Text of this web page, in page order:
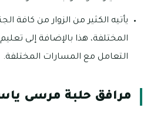
يأتيه الكثير من الزوار من كافة
المختلفة، هذا بالإضافة إلى
التعامل مع المسارات المختلفة.
مرافق حلبة مرسى